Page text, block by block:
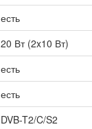
есть
20 Вт (2x10 Вт)
есть
есть
DVB-T2/C/S2